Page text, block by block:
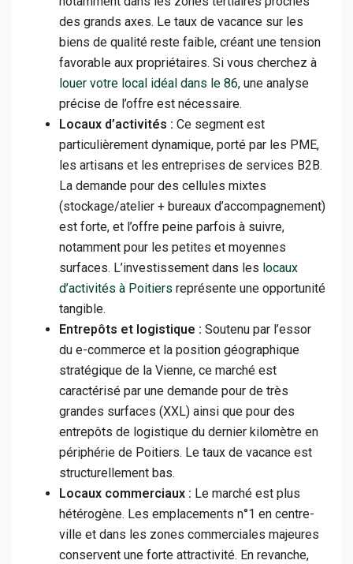
des grands axes. Le taux de vacance sur les
biens de qualité reste faible, créant une tension
favorable aux propriétaires. Si vous cherchez à
louer votre local idéal dans le 86, une analyse
précise de l’offre est nécessaire.
Locaux d’activités : Ce segment est
particulièrement dynamique, porté par les PME,
les artisans et les entreprises de services B2B.
La demande pour des cellules mixtes
(stockage/atelier + bureaux d’accompagnement)
est forte, et l’offre peine parfois à suivre,
notamment pour les petites et moyennes
surfaces. L’investissement dans les locaux
d’activités à Poitiers représente une opportunité
tangible.
Entrepôts et logistique : Soutenu par l’essor
du e-commerce et la position géographique
stratégique de la Vienne, ce marché est
caractérisé par une demande pour de très
grandes surfaces (XXL) ainsi que pour des
entrepôts de logistique du dernier kilomètre en
périphérie de Poitiers. Le taux de vacance est
structurellement bas.
Locaux commerciaux : Le marché est plus
hétérogène. Les emplacements n°1 en centre-
ville et dans les zones commerciales majeures
conservent une forte attractivité. En revanche,